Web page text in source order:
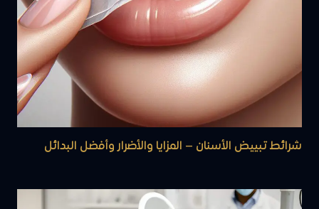
شرائط تبييض الأسنان – المزايا والأضرار وأفضل البدائل